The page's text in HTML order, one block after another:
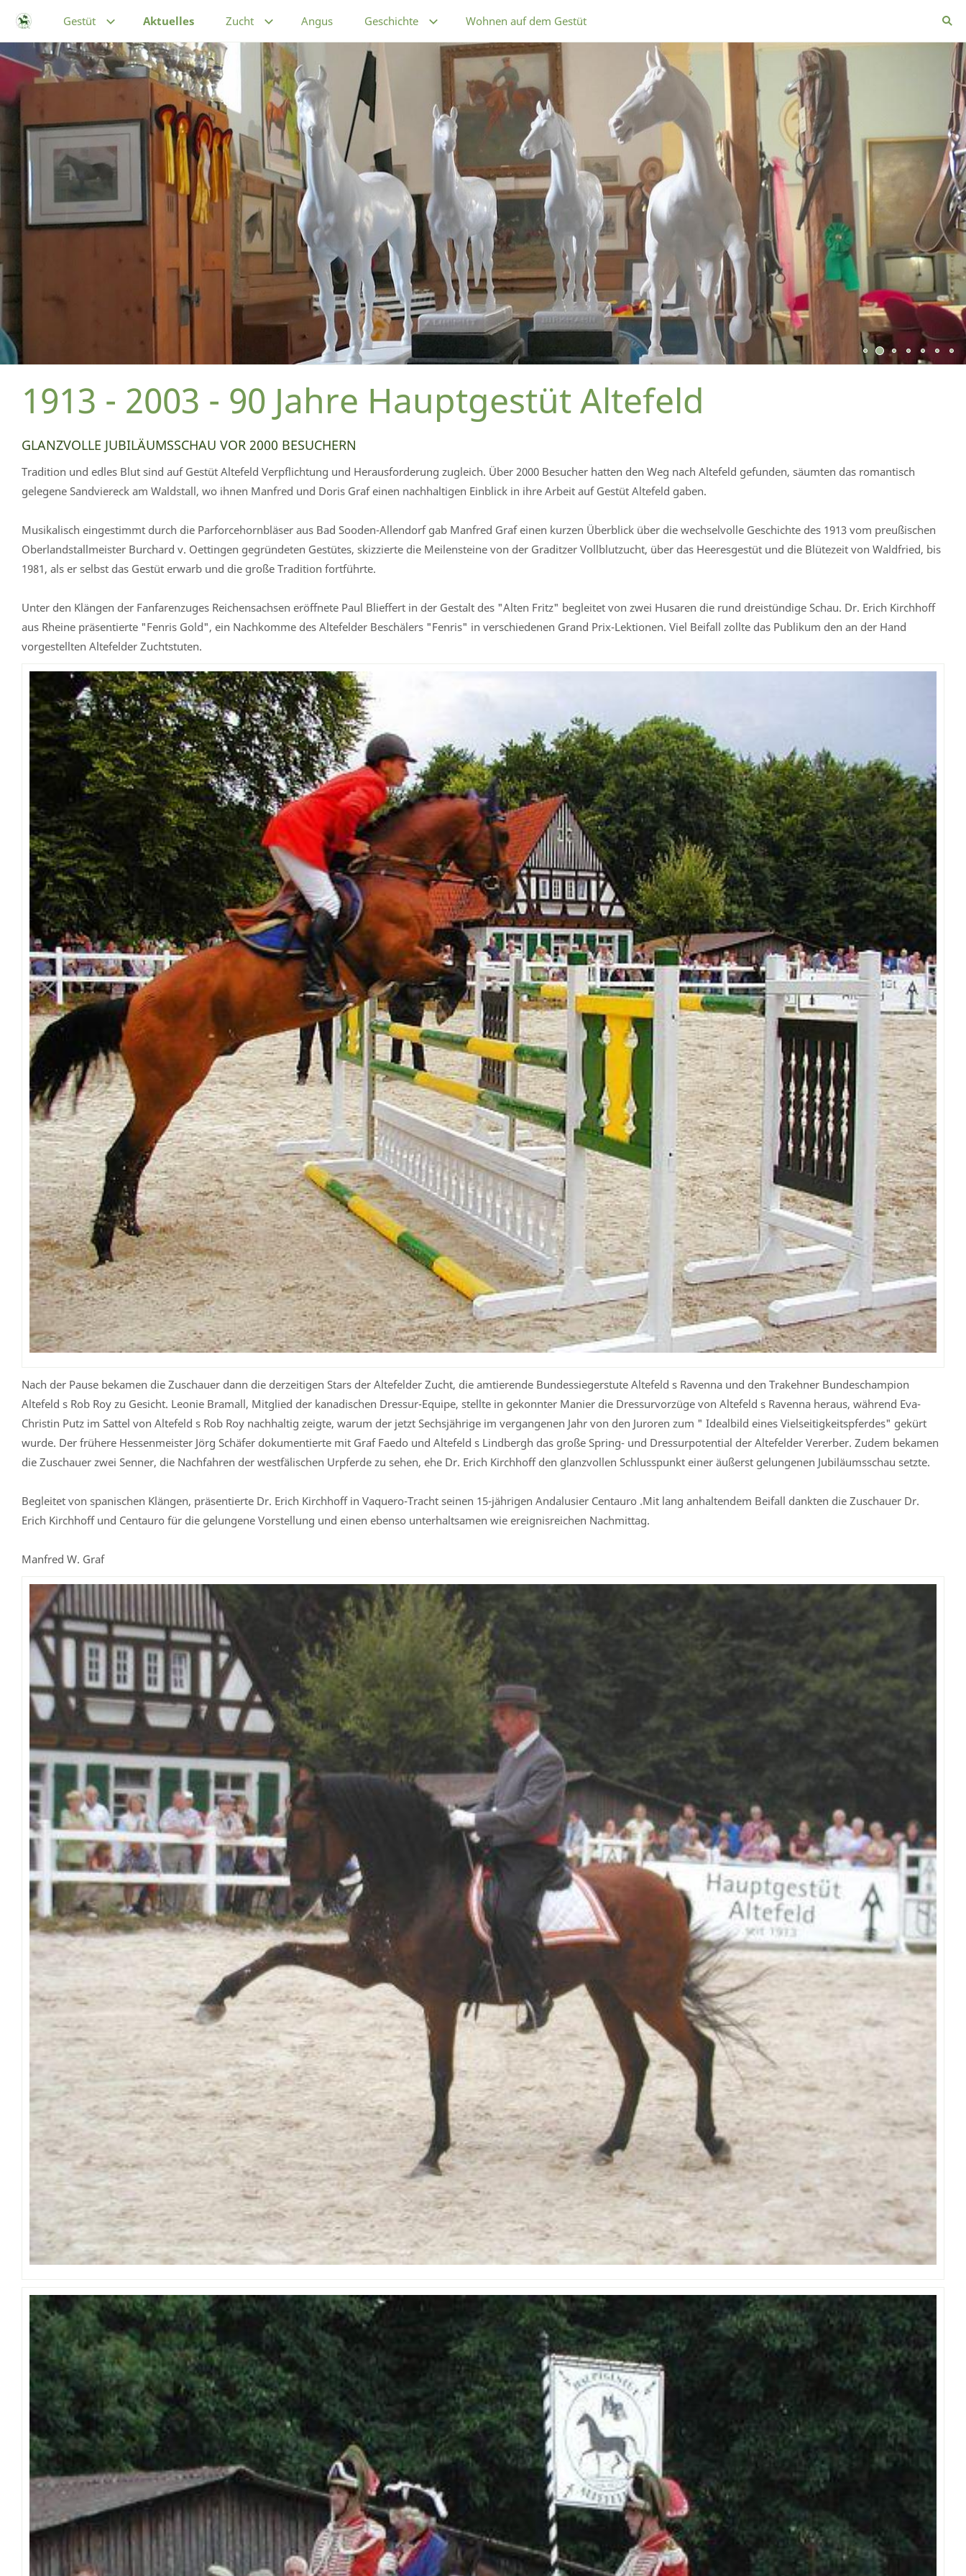
Gestüt Aktuelles Zucht Angus Geschichte Wohnen auf dem Gestüt
1913 - 2003 - 90 Jahre Hauptgestüt Altefeld
GLANZVOLLE JUBILÄUMSSCHAU VOR 2000 BESUCHERN
Tradition und edles Blut sind auf Gestüt Altefeld Verpflichtung und Herausforderung zugleich. Über 2000 Besucher hatten den Weg nach Altefeld gefunden, säumten das romantisch
gelegene Sandviereck am Waldstall, wo ihnen Manfred und Doris Graf einen nachhaltigen Einblick in ihre Arbeit auf Gestüt Altefeld gaben.
Musikalisch eingestimmt durch die Parforcehornbläser aus Bad Sooden-Allendorf gab Manfred Graf einen kurzen Überblick über die wechselvolle Geschichte des 1913 vom preußischen
Oberlandstallmeister Burchard v. Oettingen gegründeten Gestütes, skizzierte die Meilensteine von der Graditzer Vollblutzucht, über das Heeresgestüt und die Blütezeit von Waldfried, bis
1981, als er selbst das Gestüt erwarb und die große Tradition fortführte.
Unter den Klängen der Fanfarenzuges Reichensachsen eröffnete Paul Blieffert in der Gestalt des "Alten Fritz" begleitet von zwei Husaren die rund dreistündige Schau. Dr. Erich Kirchhoff
aus Rheine präsentierte "Fenris Gold", ein Nachkomme des Altefelder Beschälers "Fenris" in verschiedenen Grand Prix-Lektionen. Viel Beifall zollte das Publikum den an der Hand
vorgestellten Altefelder Zuchtstuten.
Nach der Pause bekamen die Zuschauer dann die derzeitigen Stars der Altefelder Zucht, die amtierende Bundessiegerstute Altefeld s Ravenna und den Trakehner Bundeschampion
Altefeld s Rob Roy zu Gesicht. Leonie Bramall, Mitglied der kanadischen Dressur-Equipe, stellte in gekonnter Manier die Dressurvorzüge von Altefeld s Ravenna heraus, während Eva-
Christin Putz im Sattel von Altefeld s Rob Roy nachhaltig zeigte, warum der jetzt Sechsjährige im vergangenen Jahr von den Juroren zum " Idealbild eines Vielseitigkeitspferdes" gekürt
wurde. Der frühere Hessenmeister Jörg Schäfer dokumentierte mit Graf Faedo und Altefeld s Lindbergh das große Spring- und Dressurpotential der Altefelder Vererber. Zudem bekamen
die Zuschauer zwei Senner, die Nachfahren der westfälischen Urpferde zu sehen, ehe Dr. Erich Kirchhoff den glanzvollen Schlusspunkt einer äußerst gelungenen Jubiläumsschau setzte.
Begleitet von spanischen Klängen, präsentierte Dr. Erich Kirchhoff in Vaquero-Tracht seinen 15-jährigen Andalusier Centauro .Mit lang anhaltendem Beifall dankten die Zuschauer Dr.
Erich Kirchhoff und Centauro für die gelungene Vorstellung und einen ebenso unterhaltsamen wie ereignisreichen Nachmittag.
Manfred W. Graf